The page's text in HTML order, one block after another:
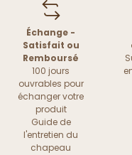
Échange -
Satisfait ou
Remboursé
100 jours
ouvrables pour
échanger votre
produit
Guide de
l'entretien du
chapeau